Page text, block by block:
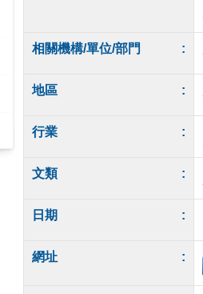
相關機構/單位/部門 :
地區 :
行業 :
文類 :
日期 :
網址 :